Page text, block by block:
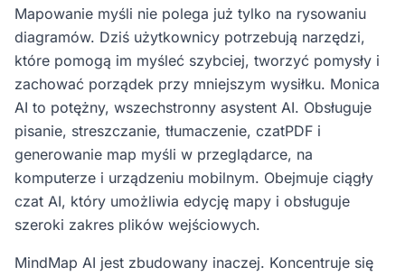
Mapowanie myśli nie polega już tylko na rysowaniu
diagramów. Dziś użytkownicy potrzebują narzędzi,
które pomogą im myśleć szybciej, tworzyć pomysły i
zachować porządek przy mniejszym wysiłku. Monica
AI to potężny, wszechstronny asystent AI. Obsługuje
pisanie, streszczanie, tłumaczenie, czatPDF i
generowanie map myśli w przeglądarce, na
komputerze i urządzeniu mobilnym. Obejmuje ciągły
czat AI, który umożliwia edycję mapy i obsługuje
szeroki zakres plików wejściowych.
MindMap AI jest zbudowany inaczej. Koncentruje się